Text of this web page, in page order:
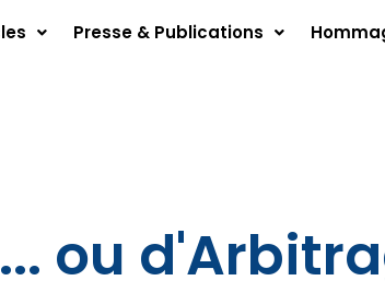
Presse & Publications
ou